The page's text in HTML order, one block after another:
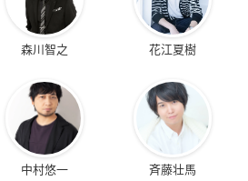
森川智之 花江夏樹
中村悠一 斉藤壮馬